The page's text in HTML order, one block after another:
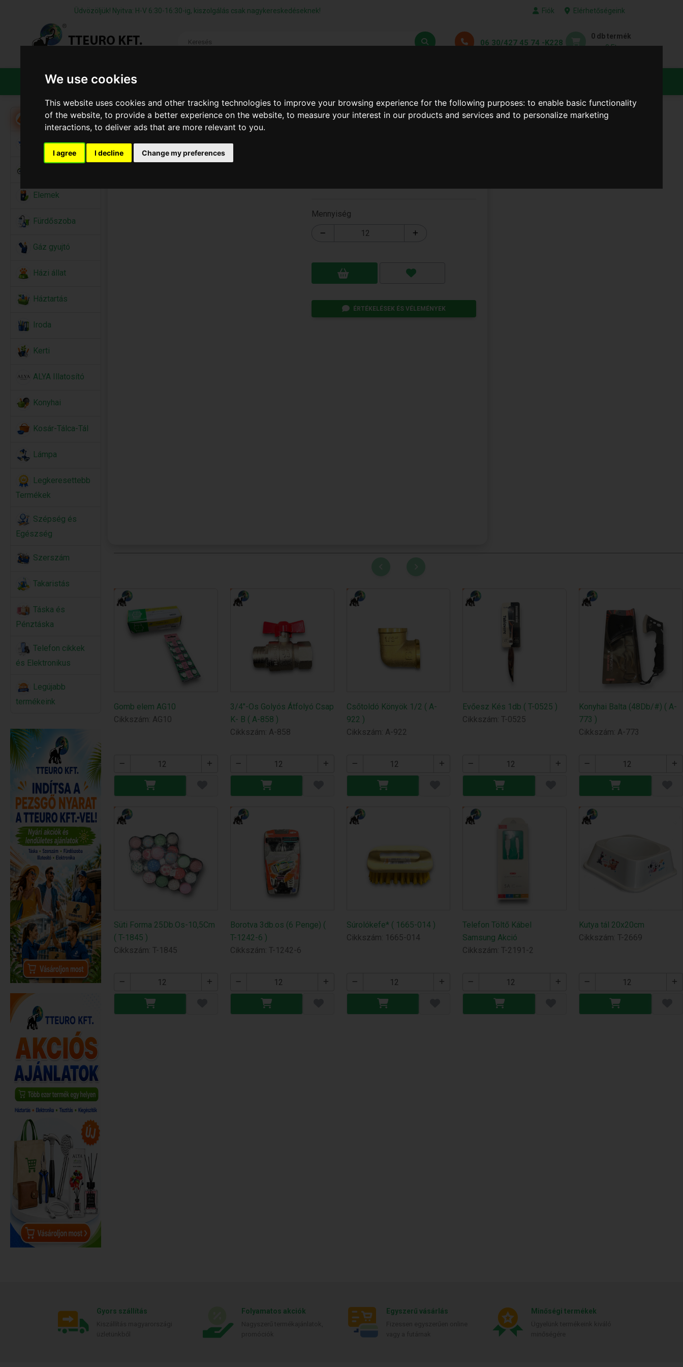
We use cookies
This website uses cookies and other tracking technologies to improve your browsing experience for the following purposes:to enable basic functionality
of the website,to provide a better experience on the website,to measure your interest in our products and services and to personalize marketing
interactions,to deliver ads that are more relevant to you.
I agree I decline Change my preferences
Üdvözöljük! Nyitva: H-V 6:30-16:30-ig, kiszolgálás csak nagykereskedéseknek! Fiók Elérhetőségeink
06 30/427 45 74 -K228
0 db termék
0 Ft
TERMÉKEK
Akció
Alkalmi Kellékek
Elemek
Fürdőszoba
Gáz gyujtó
Házi állat
Háztartás
Iroda
Kerti
ALYA Illatosító
Konyhai
Kosár-Tálca-Tál
Lámpa
Legkeresettebb
Termékek
Szépség és
Egészség
Szerszám
Takaristás
Táska és
Pénztáska
Telefon cikkek
és Elektronikus
Legújabb
termékeink
Mennyiség
ÉRTÉKELÉSEK ÉS VÉLEMÉNYEK
Gomb elem AG10
Cikkszám: AG10
3/4"-Os Golyós Átfolyó Csap
K- B ( A-858 )
Cikkszám: A-858
Csőtoldó Könyök 1/2 ( A-
922 )
Cikkszám: A-922
Evőesz Kés 1db ( T-0525 )
Cikkszám: T-0525
Konyhai Balta (48Db/#) ( A-
773 )
Cikkszám: A-773
Süti Forma 25Db.Os-10,5Cm
( T-1845 )
Cikkszám: T-1845
Borotva 3db.os (6 Penge) (
T-1242-6 )
Cikkszám: T-1242-6
Súrolókefe* ( 1665-014 )
Cikkszám: 1665-014
Telefon Töltő Kábel
Samsung Akció
Cikkszám: T-2191-2
Kutya tál 20x20cm
Cikkszám: T-2669
Gyors szállítás Folyamatos akciók Egyszerű vásárlás Minőségi termékek